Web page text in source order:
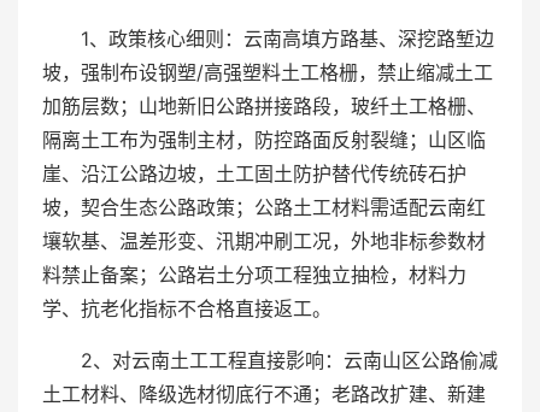
1、政策核心细则：云南高填方路基、深挖路堑边
坡，强制布设钢塑/高强塑料土工格栅，禁止缩减土工
加筋层数；山地新旧公路拼接路段，玻纤土工格栅、
隔离土工布为强制主材，防控路面反射裂缝；山区临
崖、沿江公路边坡，土工固土防护替代传统砖石护
坡，契合生态公路政策；公路土工材料需适配云南红
壤软基、温差形变、汛期冲刷工况，外地非标参数材
料禁止备案；公路岩土分项工程独立抽检，材料力
学、抗老化指标不合格直接返工。
2、对云南土工工程直接影响：云南山区公路偷减
土工材料、降级选材彻底行不通；老路改扩建、新建